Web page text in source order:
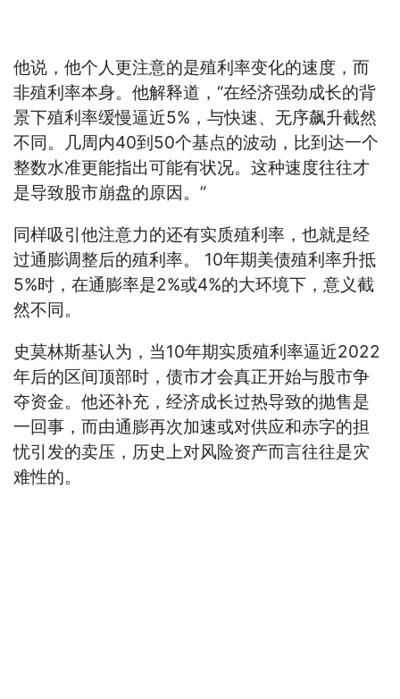
他说，他个人更注意的是殖利率变化的速度，而
非殖利率本身。他解释道，“在经济强劲成长的背
景下殖利率缓慢逼近5%，与快速、无序飙升截然
不同。几周内40到50个基点的波动，比到达一个
整数水准更能指出可能有状况。这种速度往往才
是导致股市崩盘的原因。”
同样吸引他注意力的还有实质殖利率，也就是经
过通膨调整后的殖利率。 10年期美债殖利率升抵
5%时，在通膨率是2%或4%的大环境下，意义截
然不同。
史莫林斯基认为，当10年期实质殖利率逼近2022
年后的区间顶部时，债市才会真正开始与股市争
夺资金。他还补充，经济成长过热导致的抛售是
一回事，而由通膨再次加速或对供应和赤字的担
忧引发的卖压，历史上对风险资产而言往往是灾
难性的。